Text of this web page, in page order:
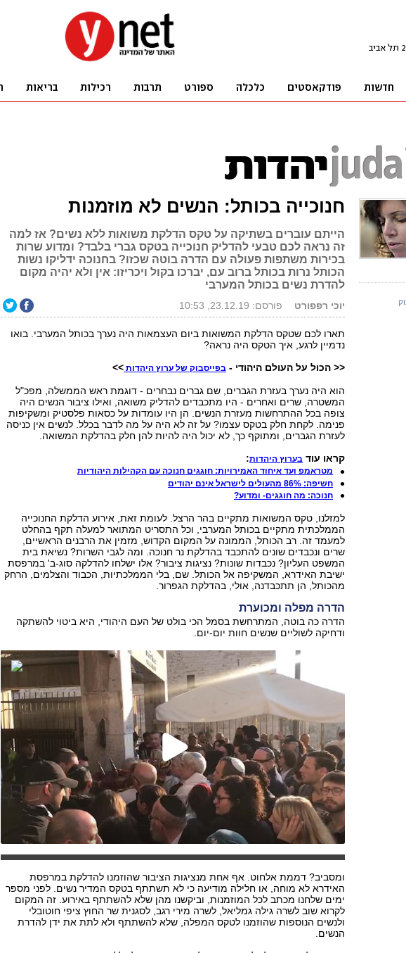
חנוכייה בכותל: הנשים לא מוזמנות
הייתם עוברים בשתיקה על טקס הדלקת משואות ללא נשים? אז למה
זה נראה לכם טבעי להדליק חנוכייה בטקס גברי בלבד? ומדוע שרות
בכירות משתפות פעולה עם הדרה בוטה שכזו? בחנוכה ידליקו נשות
הכותל נרות בכותל ברוב עם, יברכו בקול ויכריזו: אין ולא יהיה מקום
להדרת נשים בכותל המערבי
יוכי רפפורט פורסם: 23.12.19, 10:53
תארו לכם שטקס הדלקת המשואות ביום העצמאות היה נערך בכותל המערבי. בואו
נדמיין לרגע, איך הטקס היה נראה?
<< הכול על העולם היהודי - בפייסבוק של ערוץ היהדות >>
הוא היה נערך בעזרת הגברים, שם גברים נבחרים - דוגמת ראש הממשלה, מפכ"ל
המשטרה, שרים ואחרים - היו מתכבדים להדליק משואה, ואילו ציבור הנשים היה
צופה בכל ההתרחשות מעזרת הנשים. הן היו עומדות על כסאות פלסטיק ומשקיפות
פנימה. לקחת חלק בטקס עצמו? על זה לא היה על מה לדבר בכלל. לנשים אין כניסה
לעזרת הגברים, ומתוקף כך, לא יכול היה להיות להן חלק בהדלקת המשואה.
קראו עוד בערוץ היהדות:
מטראמפ ועד איחוד האמירויות: חוגגים חנוכה עם הקהילות היהודיות
חשיפה: 86% מהעולים לישראל אינם יהודים
חנוכה: מה חוגגים- ומדוע?
למזלנו, טקס המשואות מתקיים בהר הרצל. לעומת זאת, אירוע הדלקת החנוכייה
הממלכתית מתקיים בכותל המערבי, וכל התסריט המתואר למעלה תקף בהחלט
למעמד זה. רב הכותל, הממונה על המקום הקדוש, מזמין את הרבנים הראשיים,
שרים ונכבדים שונים להתכבד בהדלקת נר חנוכה. ומה לגבי השרות? נשיאת בית
המשפט העליון? נכבדות שונות? נציגות ציבור? אלו ישלחו להדלקה סוג-ב' במרפסת
ישיבת האידרא, המשקיפה אל הכותל. שם, בלי הממלכתיות, הכבוד והצלמים, הרחק
מהכותל, הן תתכבדנה, אולי, בהדלקת הגפרור.
הדרה מפלה ומכוערת
הדרה כה בוטה, המתרחשת בסמל הכי בולט של העם היהודי, היא ביטוי להשתקה
ודחיקה לשוליים שנשים חוות יום-יום.
ומסביב? דממת אלחוט. אף אחת מנציגות הציבור שהוזמנו להדלקת במרפסת
האידרא לא מוחה, או חלילה מודיעה כי לא תשתתף בטקס המדיר נשים. לפני מספר
ימים שלחנו מכתב לכל המוזמנות, וביקשנו מהן שלא להשתתף באירוע. זה המקום
לקרוא שוב לשרה גילה גמליאל, לשרה מירי רגב, לסגנית שר החוץ ציפי חוטובלי
ולנשים הנוספות שהוזמנו לטקס המפלה, שלא להשתתף ולא לתת את ידן להדרת
הנשים.